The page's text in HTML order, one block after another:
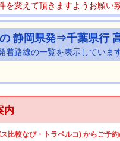
を変えて頂きますようお願い
静岡県発⇒千葉県行
着路線の一覧を表示していま
内
比較なび・トラベルコ) からご予